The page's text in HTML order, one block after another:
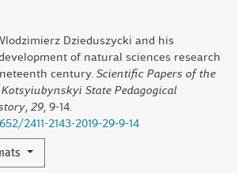
Dzieduszycki and his
of natural sciences research
century. Scientific Papers of the
State Pedagogical
29 , 9-14.
2411-2143-2019-29-9-14